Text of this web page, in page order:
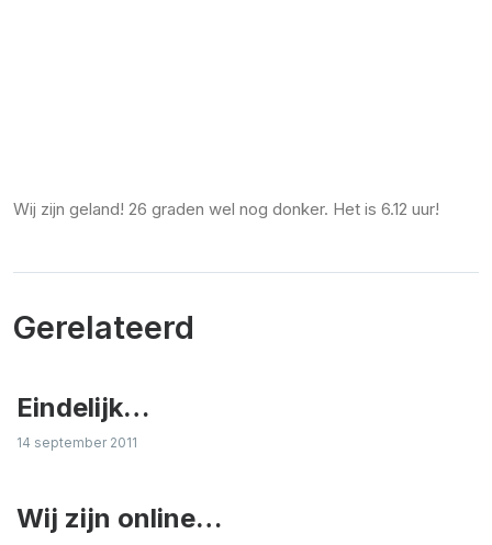
Wij zijn geland! 26 graden wel nog donker. Het is 6.12 uur!
Gerelateerd
Eindelijk…
14 september 2011
Wij zijn online…